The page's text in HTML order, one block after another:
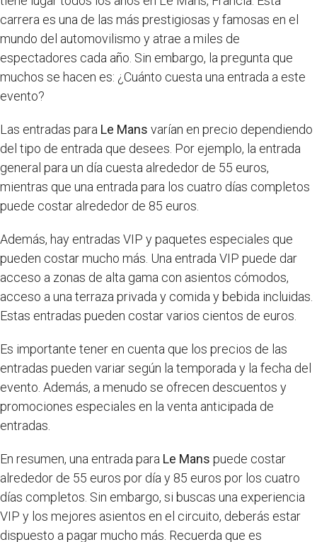
carrera es una de las más prestigiosas y famosas en el
mundo del automovilismo y atrae a miles de
espectadores cada año. Sin embargo, la pregunta que
muchos se hacen es: ¿Cuánto cuesta una entrada a este
evento?
Las entradas para Le Mans varían en precio dependiendo
del tipo de entrada que desees. Por ejemplo, la entrada
general para un día cuesta alrededor de 55 euros,
mientras que una entrada para los cuatro días completos
puede costar alrededor de 85 euros.
Además, hay entradas VIP y paquetes especiales que
pueden costar mucho más. Una entrada VIP puede dar
acceso a zonas de alta gama con asientos cómodos,
acceso a una terraza privada y comida y bebida incluidas.
Estas entradas pueden costar varios cientos de euros.
Es importante tener en cuenta que los precios de las
entradas pueden variar según la temporada y la fecha del
evento. Además, a menudo se ofrecen descuentos y
promociones especiales en la venta anticipada de
entradas.
En resumen, una entrada para Le Mans puede costar
alrededor de 55 euros por día y 85 euros por los cuatro
días completos. Sin embargo, si buscas una experiencia
VIP y los mejores asientos en el circuito, deberás estar
dispuesto a pagar mucho más. Recuerda que es